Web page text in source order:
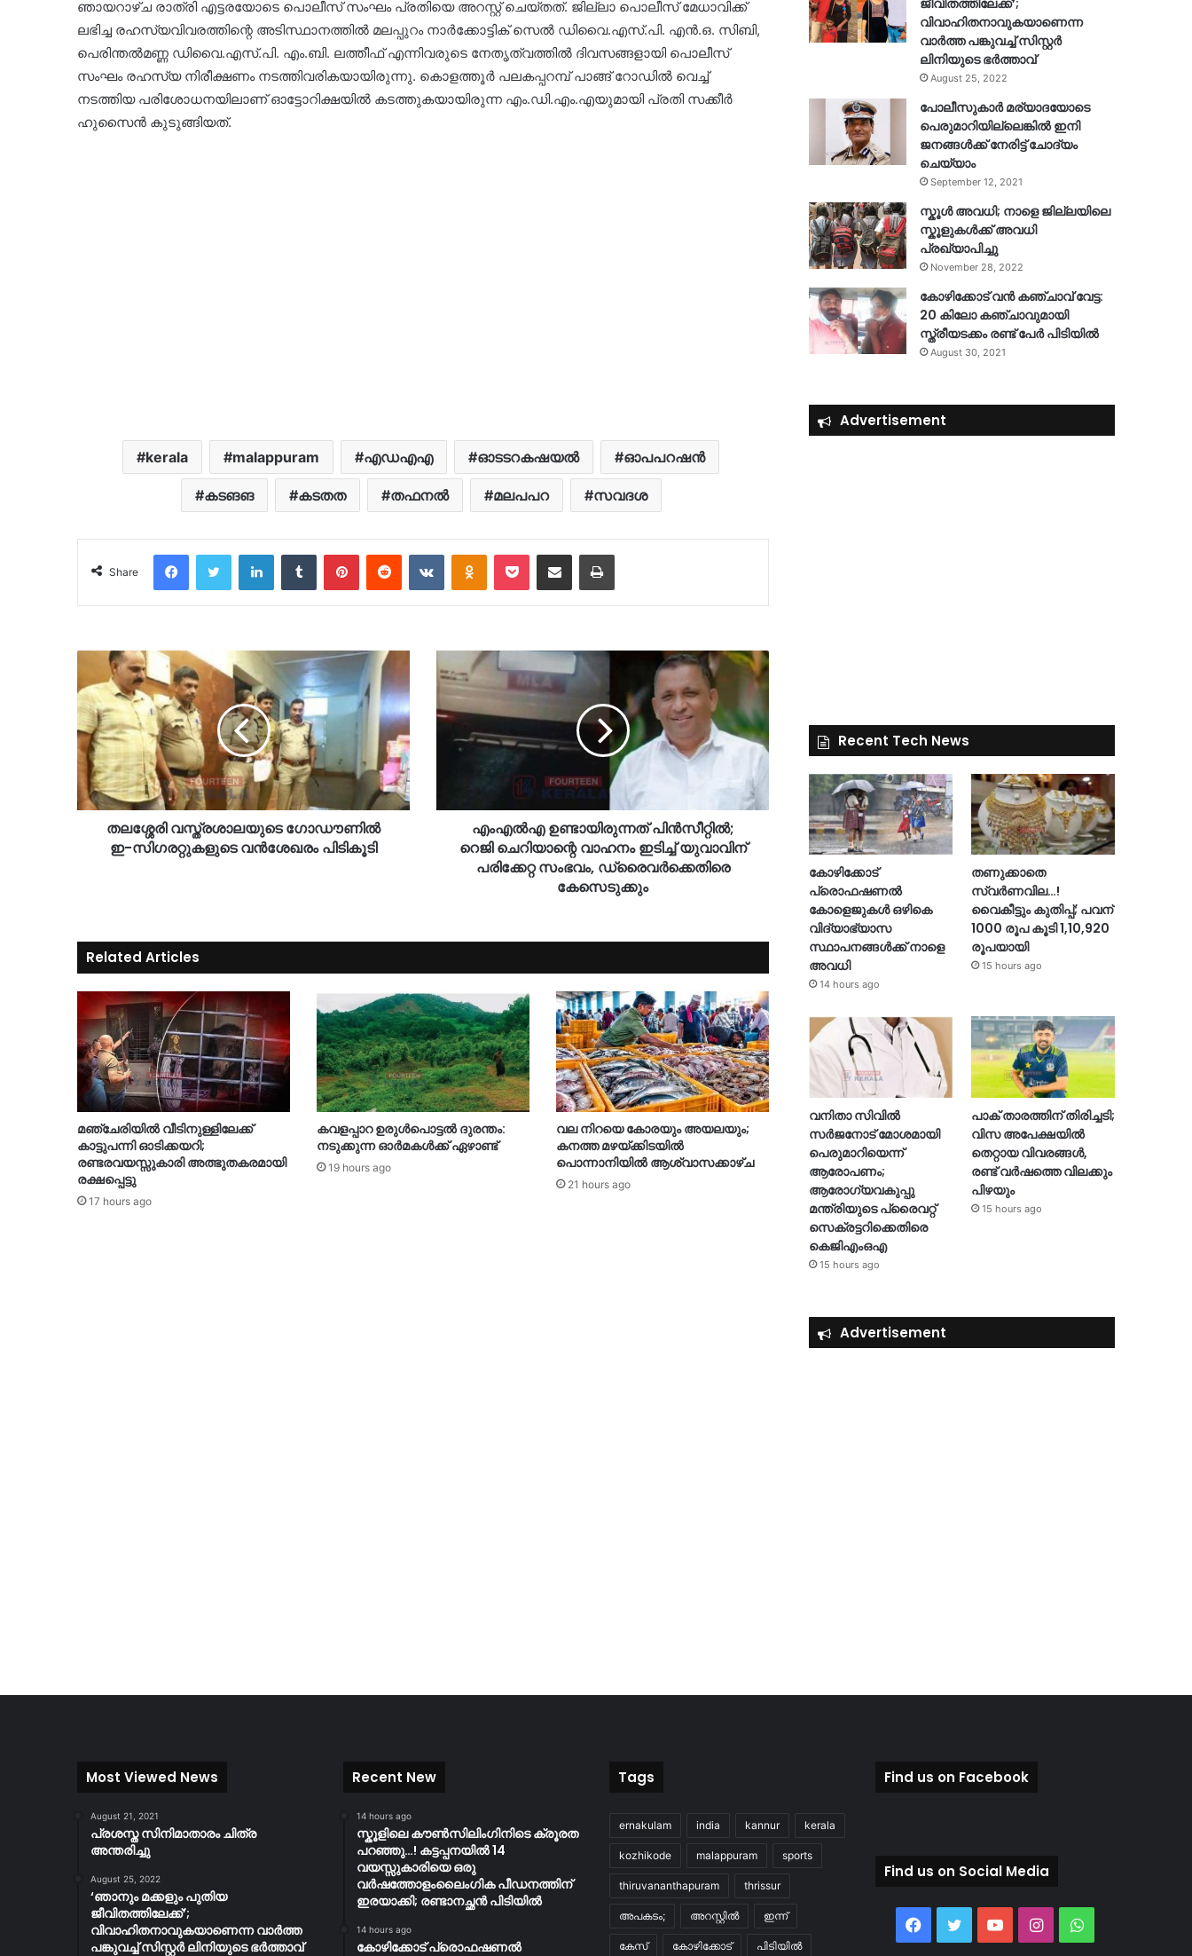
ഞായറാഴ്ച രാത്രി എട്ടരയോടെ പൊലീസ് സംഘം പ്രതിയെ അറസ്റ്റ് ചെയ്തത്. ജില്ലാ പൊലീസ് മേധാവിക്ക്
ലഭിച്ച രഹസ്യവിവരത്തിന്റെ അടിസ്ഥാനത്തിൽ മലപ്പുറം നാർക്കോട്ടിക് സെൽ ഡിവൈ.എസ്.പി. എൻ.ഒ. സിബി,
പെരിന്തൽമണ്ണ ഡിവൈ.എസ്.പി. എം.ബി. ലത്തീഫ് എന്നിവരുടെ നേതൃത്വത്തിൽ ദിവസങ്ങളായി പൊലീസ്
സംഘം രഹസ്യ നിരീക്ഷണം നടത്തിവരികയായിരുന്നു. കൊളത്തൂർ പലകപ്പറമ്പ് പാങ്ങ് റോഡിൽ വെച്ച്
നടത്തിയ പരിശോധനയിലാണ് ഓട്ടോറിക്ഷയിൽ കടത്തുകയായിരുന്ന എം.ഡി.എം.എയുമായി പ്രതി സക്കീർ
ഹുസൈൻ കുടുങ്ങിയത്.
kerala malappuram എഡഎഎ ഓടടറകഷയൽ ഓപപറഷൻ
കടങങ കടതത തഫനൽ മലപപറ സവദശ
Share
FacebookTwitter LinkedInTumblr PinterestReddit VKontakteOdnoklassniki
Pocket Share via Email Print
തലശ്ശേരി വസ്ത്രശാലയുടെ ഗോഡൗണിൽ
ഇ-സിഗരറ്റുകളുടെ വൻശേഖരം പിടികൂടി
എംഎൽഎ ഉണ്ടായിരുന്നത് പിൻസീറ്റിൽ;
റെജി ചെറിയാന്റെ വാഹനം ഇടിച്ച് യുവാവിന്
പരിക്കേറ്റ സംഭവം, ഡ്രൈവര്‍ക്കെതിരെ
കേസെടുക്കും
Related Articles
മഞ്ചേരിയിൽ വീടിനുള്ളിലേക്ക്
കാട്ടുപന്നി ഓടിക്കയറി;
രണ്ടരവയസ്സുകാരി അത്ഭുതകരമായി
രക്ഷപ്പെട്ടു
17 hours ago
കവളപ്പാറ ഉരുൾപൊട്ടൽ ദുരന്തം:
നടുക്കുന്ന ഓർമകൾക്ക് ഏഴാണ്ട്
19 hours ago
വല നിറയെ കോരയും അയലയും;
കനത്ത മഴയ്ക്കിടയിൽ
പൊന്നാനിയിൽ ആശ്വാസക്കാഴ്ച
21 hours ago
വിവാഹിതനാവുകയാണെന്ന
വാർത്ത പങ്കുവച്ച് സിസ്റ്റർ
ലിനിയുടെ ഭർത്താവ്
August 25, 2022
പോലീസുകാര്‍ മര്യാദയോടെ
പെരുമാറിയില്ലെങ്കില്‍ ഇനി
ജനങ്ങള്‍ക്ക് നേരിട്ട് ചോദ്യം
ചെയ്യാം
September 12, 2021
സ്കൂൾ അവധി; നാളെ ജില്ലയിലെ
സ്കൂളുകൾക്ക് അവധി
പ്രഖ്യാപിച്ചു
November 28, 2022
കോഴിക്കോട് വൻ കഞ്ചാവ് വേട്ട:
20 കിലോ കഞ്ചാവുമായി
സ്ത്രീയടക്കം രണ്ട് പേർ പിടിയിൽ
August 30, 2021
Advertisement
Recent Tech News
കോഴിക്കോട്
പ്രൊഫഷണൽ
കോളെജുകൾ ഒഴികെ
വിദ്യാഭ്യാസ
സ്ഥാപനങ്ങൾക്ക് നാളെ
അവധി
14 hours ago
തണുക്കാതെ
സ്വർണവില…!
വൈകീട്ടും കുതിപ്പ്; പവന്
1000 രൂപ കൂടി 1,10,920
രൂപയായി
15 hours ago
വനിതാ സിവിൽ
സർജനോട് മോശമായി
പെരുമാറിയെന്ന്
ആരോപണം;
ആരോഗ്യവകുപ്പു
മന്ത്രിയുടെ പ്രൈവറ്റ്
സെക്രട്ടറിക്കെതിരെ
കെജിഎംഒഎ
15 hours ago
പാക് താരത്തിന് തിരിച്ചടി;
വിസ അപേക്ഷയിൽ
തെറ്റായ വിവരങ്ങൾ,
രണ്ട് വർഷത്തെ വിലക്കും
പിഴയും
15 hours ago
Advertisement
Most Viewed News
August 21, 2021
പ്രശസ്ത സിനിമാതാരം ചിത്ര
അന്തരിച്ചു
August 25, 2022
‘ഞാനും മക്കളും പുതിയ
ജീവിതത്തിലേക്ക്’;
വിവാഹിതനാവുകയാണെന്ന വാർത്ത
പങ്കുവച്ച് സിസ്റ്റർ ലിനിയുടെ ഭർത്താവ്
Recent New
14 hours ago
സ്കൂളിലെ കൗൺസിലിംഗിനിടെ ക്രൂരത
പറഞ്ഞു…! കട്ടപ്പനയിൽ 14
വയസ്സുകാരിയെ ഒരു
വർഷത്തോളംലൈംഗിക പീഡനത്തിന്
ഇരയാക്കി; രണ്ടാനച്ഛൻ പിടിയിൽ
14 hours ago
കോഴിക്കോട് പ്രൊഫഷണൽ
Tags
ernakulam india kannur kerala
kozhikode malappuram sports
thiruvananthapuram thrissur
അപകടം; അറസ്റ്റിൽ ഇന്ന്
കേസ് കോഴിക്കോട് പിടിയിൽ
Find us on Facebook
Find us on Social Media
Facebook
TwitterYouTubeInstagramWhatsApp